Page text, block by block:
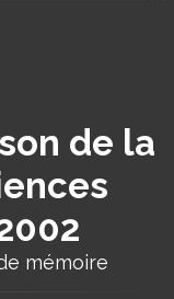
de la
mémoire